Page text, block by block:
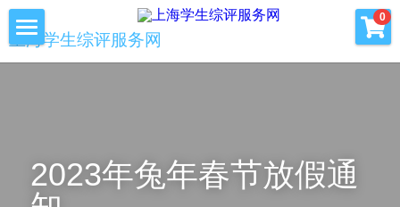
上海学生综评服务网
0
首页
上海中高考
2023年兔年春节放假通
×